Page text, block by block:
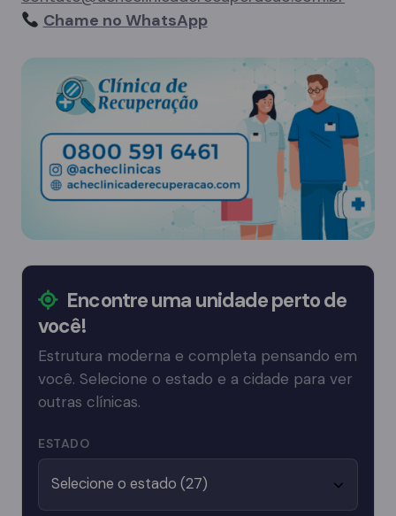
Chame no WhatsApp
Encontre uma unidade perto de
você!
Estrutura moderna e completa pensando em
você. Selecione o estado e a cidade para ver
outras clínicas.
ESTADO